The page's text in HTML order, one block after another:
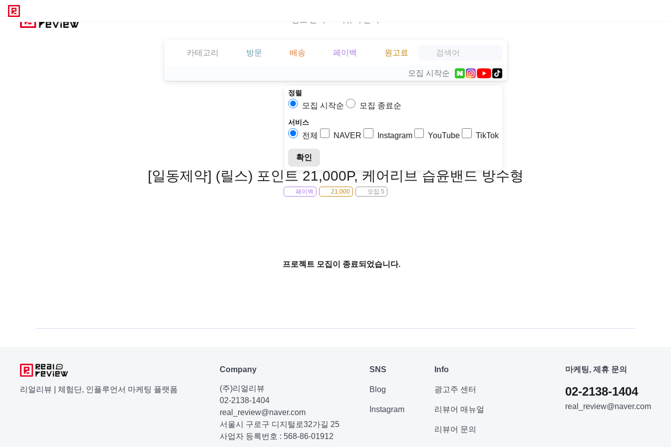
카테고리 방문 배송 페이백 원고료
모집 시작순
정렬
모집 시작순 모집 종료순
서비스
전체 NAVER Instagram YouTube TikTok
확인
[일동제약] (릴스) 포인트 21,000P, 케어리브 습윤밴드 방수형
페이백 21,000 모집 5
프로젝트 모집이 종료되었습니다.
리얼리뷰 | 체험단, 인플루언서 마케팅 플랫폼
Company
(주)리얼리뷰
02-2138-1404
real_review@naver.com
서울시 구로구 디지털로32가길 25
사업자 등록번호 : 568-86-01912
SNS
Blog
Instagram
Info
광고주 센터
리뷰어 매뉴얼
리뷰어 문의
마케팅, 제휴 문의
02-2138-1404
real_review@naver.com